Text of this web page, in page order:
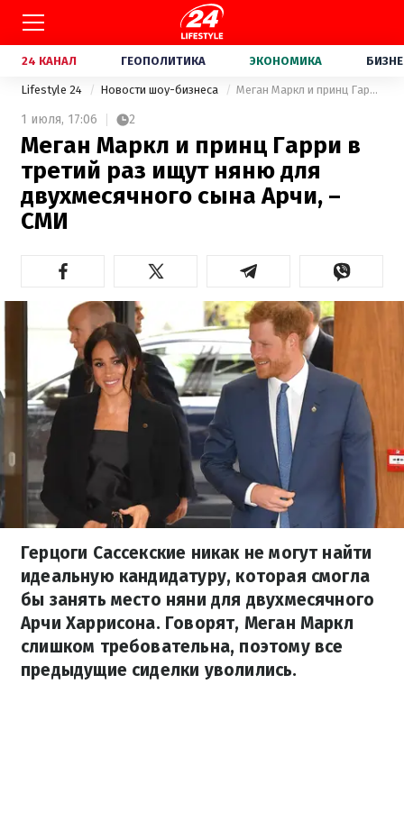
24 КАНАЛ ГЕОПОЛИТИКА ЭКОНОМИКА
Lifestyle 24 Новости шоу-бизнеса Меган Маркл и принц Гарри в третий раз ищут няню для двухмесячного сына Арчи, – СМИ
1 июля, 17:06 2
Меган Маркл и принц Гарри в
третий раз ищут няню для
двухмесячного сына Арчи, –
СМИ
Герцоги Сассекские никак не могут найти
идеальную кандидатуру, которая смогла
бы занять место няни для двухмесячного
Арчи Харрисона. Говорят, Меган Маркл
слишком требовательна, поэтому все
предыдущие сиделки уволились.